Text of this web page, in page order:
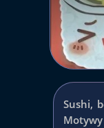
Sushi,